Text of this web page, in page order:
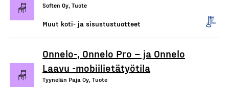
Soften Oy, Tuote
Muut koti- ja sisustustuotteet
Onnelo-, Onnelo Pro – ja Onnelo
Laavu -mobiilietätyötila
Tyynelän Paja Oy, Tuote